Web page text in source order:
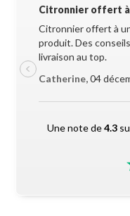
Citronnier offert à
Citronnier offert à
produit. Des
livraison au top.
Catherine,04
Une note de4.3